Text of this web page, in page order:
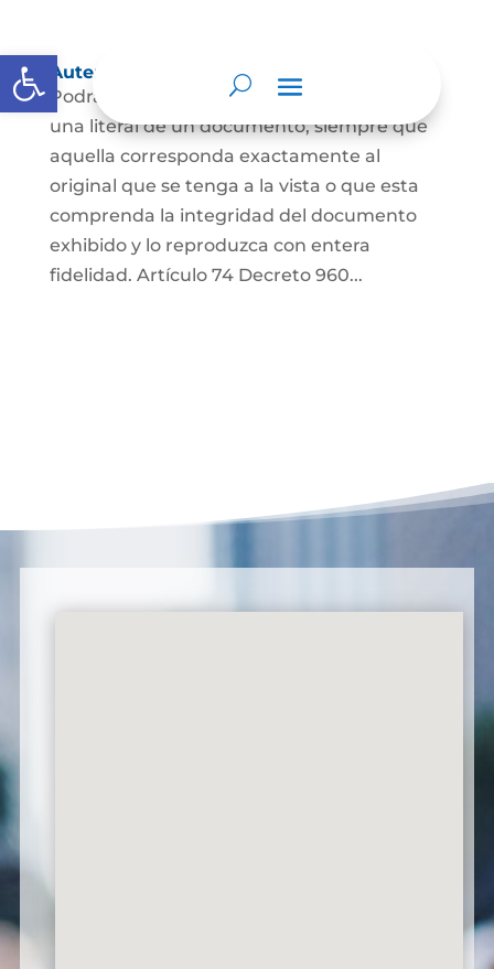
Abrir barra de herramientas
Autenticación de Copias
Podrá autenticarse una copia mecánica o
una literal de un documento, siempre que
aquella corresponda exactamente al
original que se tenga a la vista o que esta
comprenda la integridad del documento
exhibido y lo reproduzca con entera
fidelidad. Artículo 74 Decreto 960...